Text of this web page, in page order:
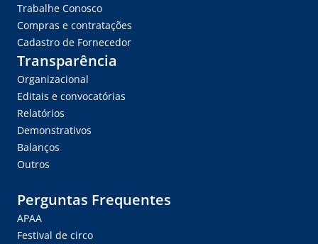
Trabalhe Conosco
Compras e contratações
Cadastro de Fornecedor
Transparência
Organizacional
Editais e convocatórias
Relatórios
Demonstrativos
Balanços
Outros
Perguntas Frequentes
APAA
Festival de circo